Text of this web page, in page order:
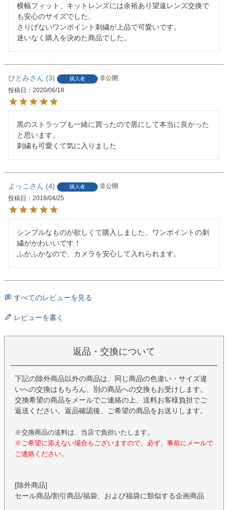
横幅フィット、キットレンズには余裕あり望遠レンズ交換で
も安心のサイズでした。
さりげないワンポイント刺繍が上品で可愛いです。
迷いなく購入を決めた商品でした。
ひとみ 3 購入者
非公開
投稿日
2020/06/18
黒のストラップも一緒に買ったので黒にして本当に良かった
と思います。
刺繍も可愛くて気に入りました
よっこ 4 購入者
非公開
投稿日
2018/04/25
シンプルなものが欲しくて購入しました。ワンポイントの刺
繍がかわいいです！
ふかふかなので、カメラを安心して入れられます。
すべてのレビューを見る
レビューを書く
返品・交換について
下記の除外商品以外の商品は、同じ商品の色違い・サイズ違
いへの交換はもちろん、別の商品への交換もお受けします。
交換希望の商品をメールでご連絡の上、送料お客様負担でご
返送ください。返品確認後、ご希望の商品をお送りします。
※交換商品の送料は、当店で負担いたします。
※ご希望に添えない場合もございますので、必ず、事前にメールで
ご連絡ください。
[除外商品]
セール商品/割引商品/福袋、および福袋に類似する企画商品